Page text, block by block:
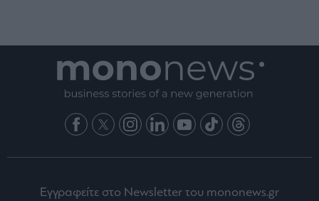
Εγγραφείτε στο Newsletter του mononews.gr